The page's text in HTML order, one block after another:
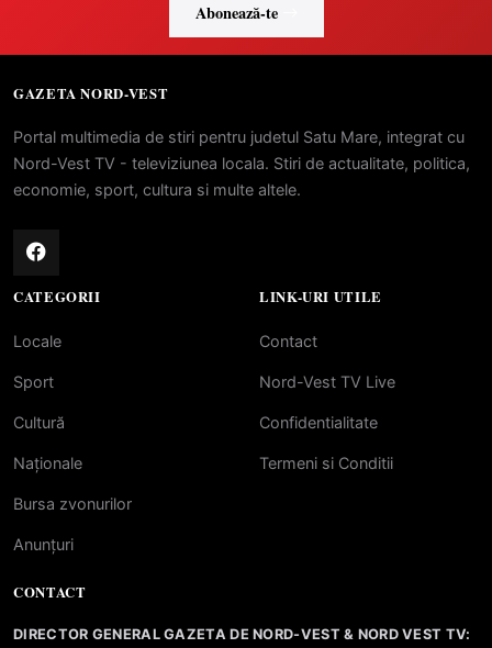
Abonează-te
GAZETA NORD-VEST
Portal multimedia de stiri pentru judetul Satu Mare, integrat cu
Nord-Vest TV - televiziunea locala. Stiri de actualitate, politica,
economie, sport, cultura si multe altele.
CATEGORII
Locale
Sport
Cultură
Naționale
Bursa zvonurilor
Anunțuri
LINK-URI UTILE
Contact
Nord-Vest TV Live
Confidentialitate
Termeni si Conditii
CONTACT
DIRECTOR GENERAL GAZETA DE NORD-VEST & NORD VEST TV: